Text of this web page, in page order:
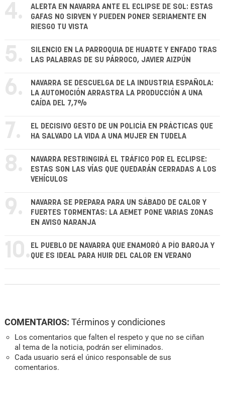
4.
ALERTA EN NAVARRA ANTE EL ECLIPSE DE SOL: ESTAS
GAFAS NO SIRVEN Y PUEDEN PONER SERIAMENTE EN
RIESGO TU VISTA
5.
SILENCIO EN LA PARROQUIA DE HUARTE Y ENFADO TRAS
LAS PALABRAS DE SU PÁRROCO, JAVIER AIZPÚN
6.
NAVARRA SE DESCUELGA DE LA INDUSTRIA ESPAÑOLA:
LA AUTOMOCIÓN ARRASTRA LA PRODUCCIÓN A UNA
CAÍDA DEL 7,7%
7.
EL DECISIVO GESTO DE UN POLICÍA EN PRÁCTICAS QUE
HA SALVADO LA VIDA A UNA MUJER EN TUDELA
8.
NAVARRA RESTRINGIRÁ EL TRÁFICO POR EL ECLIPSE:
ESTAS SON LAS VÍAS QUE QUEDARÁN CERRADAS A LOS
VEHÍCULOS
9.
NAVARRA SE PREPARA PARA UN SÁBADO DE CALOR Y
FUERTES TORMENTAS: LA AEMET PONE VARIAS ZONAS
EN AVISO NARANJA
10. EL PUEBLO DE NAVARRA QUE ENAMORÓ A PÍO BAROJA Y
QUE ES IDEAL PARA HUIR DEL CALOR EN VERANO
COMENTARIOS: Términos y condiciones
Los comentarios que falten el respeto y que no se ciñan
al tema de la noticia, podrán ser eliminados.
Cada usuario será el único responsable de sus
comentarios.